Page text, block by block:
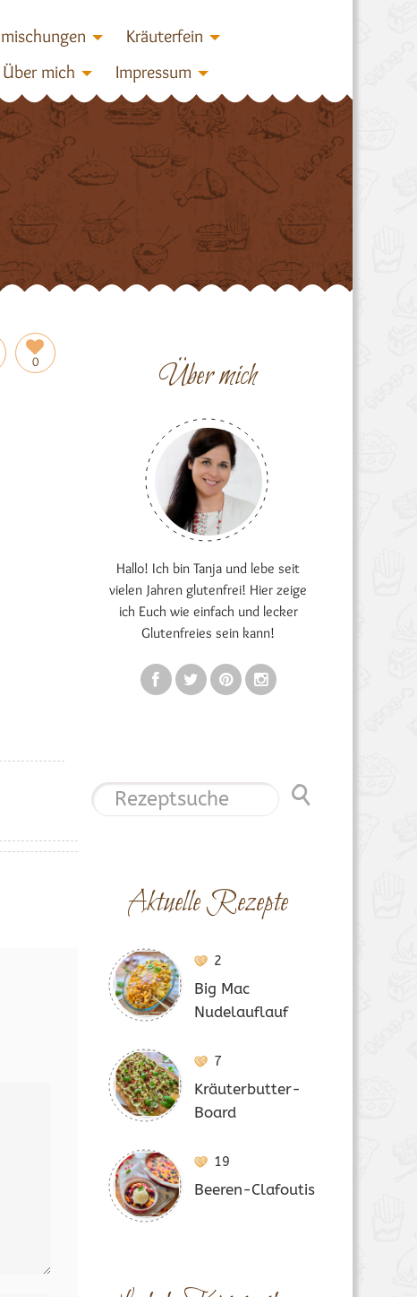
Kräuterfein
Über mich Impressum
0 Über mich
Hallo! Ich bin Tanja und lebe seit
vielen Jahren glutenfrei! Hier zeige
ich Euch wie einfach und lecker
Glutenfreies sein kann!
Aktuelle Rezepte
2
Big Mac
Nudelauflauf
7
Kräuterbutter-
Board
19
Beeren-Clafoutis